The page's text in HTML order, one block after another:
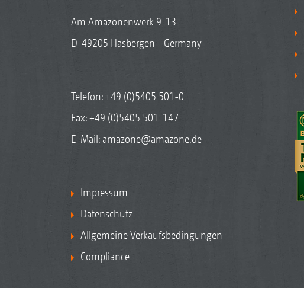
Am Amazonenwerk 9-13
D-49205 Hasbergen - Germany
Telefon:+49 (0)5405 501-0
Fax: +49 (0)5405 501-147
E-Mail: amazone@amazone.de
Impressum
Datenschutz
Allgemeine Verkaufsbedingungen
Compliance